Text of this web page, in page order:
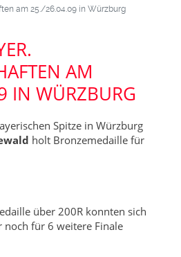
am 25./26.04.09 in Würzburg
AM
IN WÜRZBURG
Spitze in Würzburg
holt Bronzemedaille für
über 200R konnten sich
noch für 6 weitere Finale